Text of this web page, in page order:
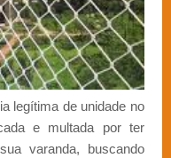
legítima de unidade no
e multada por ter
varanda, buscando